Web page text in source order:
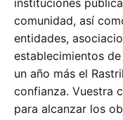
instituciones
comunidad, así
entidades,
establecimientos
un año más el
confianza. Vuestra
para alcanzar los